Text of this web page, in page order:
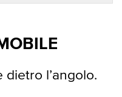
dietro l’angolo.